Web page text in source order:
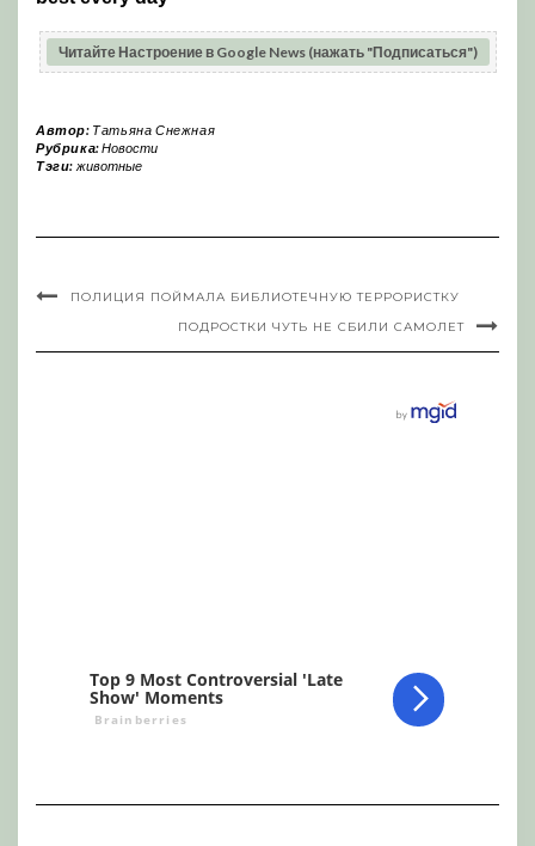
Читайте Настроение в Google News (нажать "Подписаться")
Автор: Татьяна Снежная
Рубрика:Новости
Тэги: животные
ПОЛИЦИЯ ПОЙМАЛА БИБЛИОТЕЧНУЮ ТЕРРОРИСТКУ
ПОДРОСТКИ ЧУТЬ НЕ СБИЛИ САМОЛЕТ